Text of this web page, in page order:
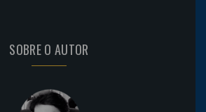
SOBRE O AUTOR